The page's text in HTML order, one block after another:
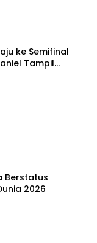
ke Semifinal
Tampil
Berstatus
2026